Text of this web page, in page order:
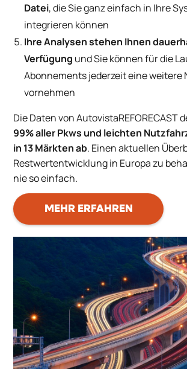
Datei, die Sie ganz einfach in Ihre
integrieren können
Ihre Analysen stehen Ihnen
Verfügung und Sie können für die
Abonnements jederzeit eine weitere
vornehmen
Die Daten von AutovistaREFORECAST
99% aller Pkws und leichten
in 13 Märkten ab. Einen aktuellen
Restwertentwicklung in Europa zu
nie so einfach.
MEHR ERFAHREN